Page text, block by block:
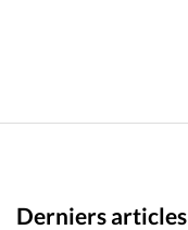
Derniers articles